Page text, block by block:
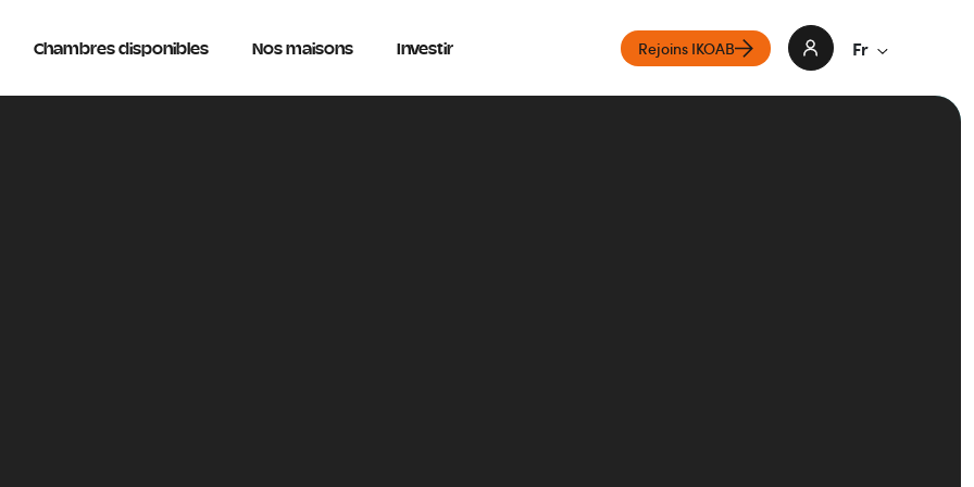
Chambres disponibles Nos maisons Investir Rejoins IKOAB Fr